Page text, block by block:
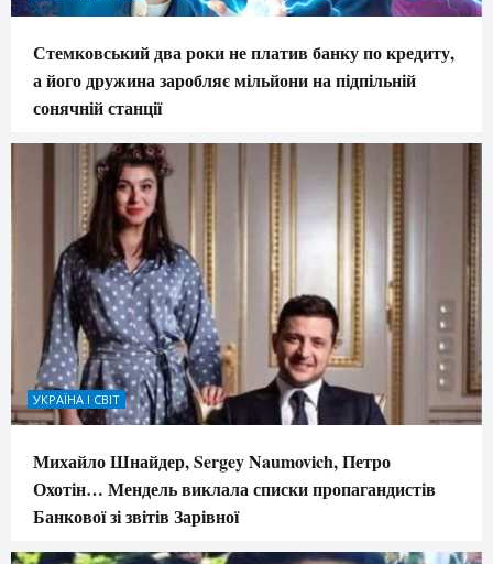
Стемковський два роки не платив банку по кредиту,
а його дружина заробляє мільйони на підпільній
сонячній станції
УКРАЇНА І СВІТ
Михайло Шнайдер, Sergey Naumovich, Петро
Охотін… Мендель виклала списки пропагандистів
Банкової зі звітів Зарівної